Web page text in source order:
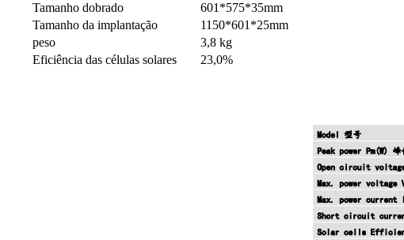
Tamanho dobrado
601*575*35mm
Tamanho da implantação
1150*601*25mm
peso
3,8 kg
Eficiência das células solares
23,0%